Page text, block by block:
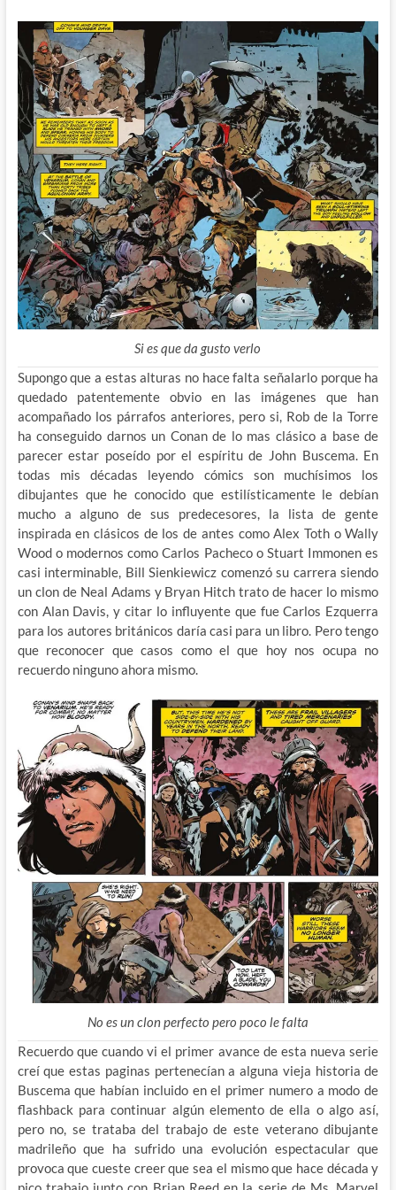
Si es que da gusto verlo
Supongo que a estas alturas no hace falta señalarlo porque ha
quedado patentemente obvio en las imágenes que han
acompañado los párrafos anteriores, pero si, Rob de la Torre
ha conseguido darnos un Conan de lo mas clásico a base de
parecer estar poseído por el espíritu de John Buscema. En
todas mis décadas leyendo cómics son muchísimos los
dibujantes que he conocido que estilísticamente le debían
mucho a alguno de sus predecesores, la lista de gente
inspirada en clásicos de los de antes como Alex Toth o Wally
Wood o modernos como Carlos Pacheco o Stuart Immonen es
casi interminable, Bill Sienkiewicz comenzó su carrera siendo
un clon de Neal Adams y Bryan Hitch trato de hacer lo mismo
con Alan Davis, y citar lo influyente que fue Carlos Ezquerra
para los autores británicos daría casi para un libro. Pero tengo
que reconocer que casos como el que hoy nos ocupa no
recuerdo ninguno ahora mismo.
No es un clon perfecto pero poco le falta
Recuerdo que cuando vi el primer avance de esta nueva serie
creí que estas paginas pertenecían a alguna vieja historia de
Buscema que habían incluido en el primer numero a modo de
flashback para continuar algún elemento de ella o algo así,
pero no, se trataba del trabajo de este veterano dibujante
madrileño que ha sufrido una evolución espectacular que
provoca que cueste creer que sea el mismo que hace década y